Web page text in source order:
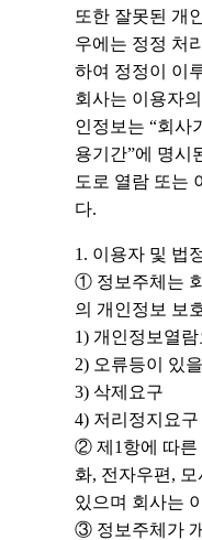
또한 잘못된 개
우에는 정정 처
하여 정정이 이
회사는 이용자
인정보는 “회사
용기간”에 명시
도로 열람 또는
다.
1. 이용자 및 법
① 정보주체는
의 개인정보 보
1) 개인정보열람
2) 오류등이 있
3) 삭제요구
4) 저리정지요구
② 제1항에 따른
화, 전자우편,
있으며 회사는
③ 정보주체가